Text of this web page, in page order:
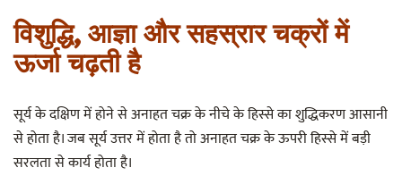
विशुद्धि, आज्ञा और सहस्रार चक्रों में
ऊर्जा चढ़ती है
सूर्य के दक्षिण में होने से अनाहत चक्र के नीचे के हिस्से का शुद्धिकरण आसानी
से होता है। जब सूर्य उत्तर में होता है तो अनाहत चक्र के ऊपरी हिस्से में बड़ी
सरलता से कार्य होता है।